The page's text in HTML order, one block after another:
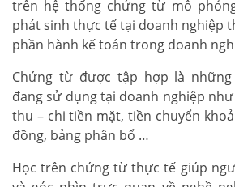
trên hệ thống chứng từ mô
phát sinh thực tế tại doanh nghiệp
phần hành kế toán trong doanh
Chứng từ được tập hợp là
đang sử dụng tại doanh nghiệp
thu – chi tiền mặt, tiền chuyển
đồng, bảng phân bổ …
Học trên chứng từ thực tế giúp